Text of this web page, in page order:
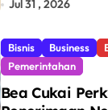
Jul 31 , 2026
Bisnis Business
Pemerintahan
Bea Cukai